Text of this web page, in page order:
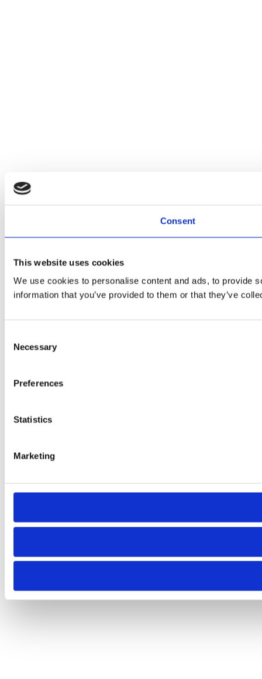
Consent
This website uses cookies
We use cookies to personalise content and ads, to provide
information that you’ve provided to them or that they’ve
Selection
Necessary
Preferences
Statistics
Marketing